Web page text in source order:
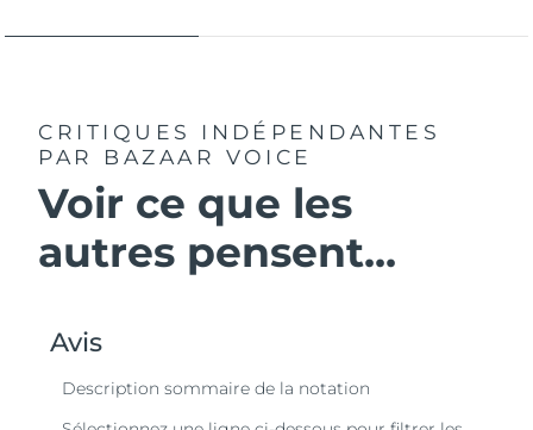
CRITIQUES INDÉPENDANTES
PAR BAZAAR VOICE
Voir ce que les
autres pensent...